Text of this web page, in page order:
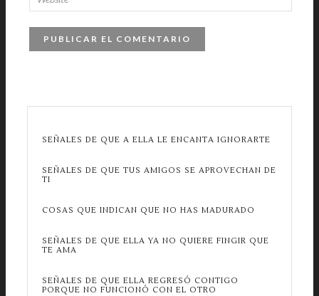
SEÑALES DE QUE A ELLA LE ENCANTA IGNORARTE
SEÑALES DE QUE TUS AMIGOS SE APROVECHAN DE
TI
COSAS QUE INDICAN QUE NO HAS MADURADO
SEÑALES DE QUE ELLA YA NO QUIERE FINGIR QUE
TE AMA
SEÑALES DE QUE ELLA REGRESÓ CONTIGO
PORQUE NO FUNCIONÓ CON EL OTRO